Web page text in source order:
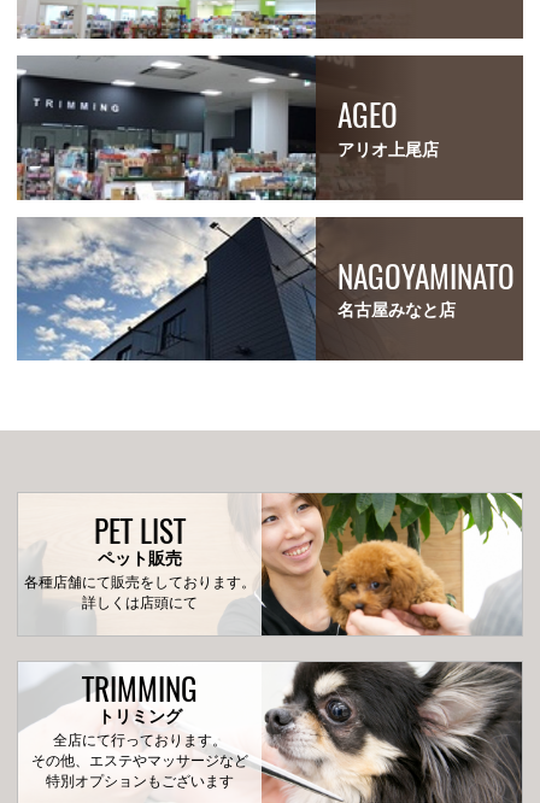
AGEO
アリオ上尾店
NAGOYAMINATO
名古屋みなと店
PET LIST
ペット販売
各種店舗にて販売をしております。
詳しくは店頭にて
TRIMMING
トリミング
全店にて行っております。
その他、エステやマッサージなど
特別オプションもございます